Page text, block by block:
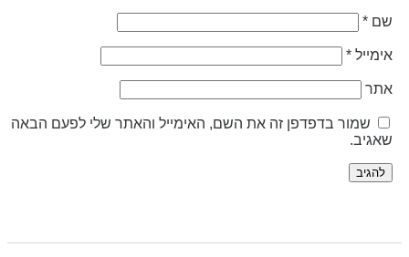
*
*
שמור בדפדפן זה את השם, האימייל והאתר שלי לפעם הבאה